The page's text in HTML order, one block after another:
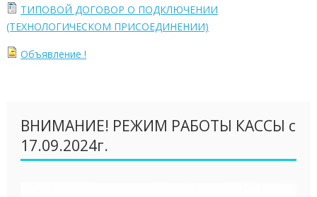
ТИПОВОЙ ДОГОВОР О ПОДКЛЮЧЕНИИ
(ТЕХНОЛОГИЧЕСКОМ ПРИСОЕДИНЕНИИ)
Объявление !
ВНИМАНИЕ! РЕЖИМ РАБОТЫ КАССЫ с
17.09.2024г.